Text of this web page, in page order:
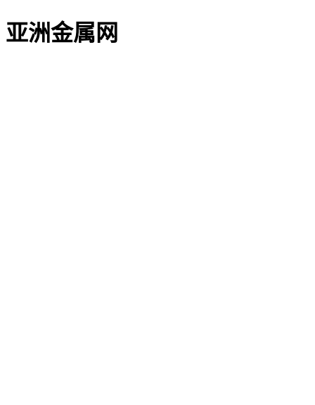
亚洲金属网